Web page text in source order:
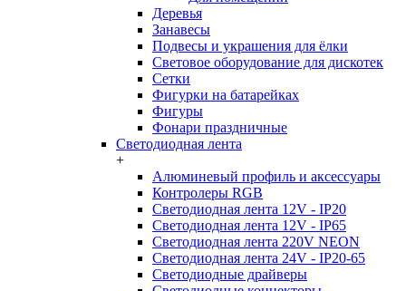
Деревья
Занавесы
Подвесы и украшения для ёлки
Световое оборудование для дискотек
Сетки
Фигурки на батарейках
Фигуры
Фонари праздничные
Светодиодная лента
+
Алюминевый профиль и аксессуары
Контролеры RGB
Светодиодная лента 12V - IP20
Светодиодная лента 12V - IP65
Светодиодная лента 220V NEON
Светодиодная лента 24V - IP20-65
Светодиодные драйверы